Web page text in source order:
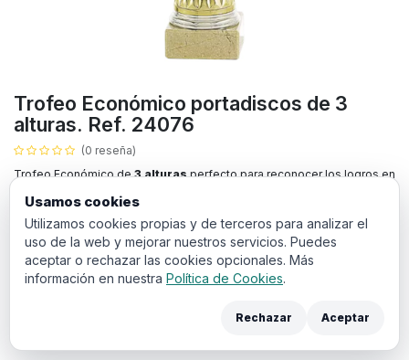
Trofeo Económico portadiscos de 3
alturas. Ref. 24076
(0 reseña)
Trofeo Económico de3 alturasperfecto para reconocer los logros en
grabado con nombre del ganador y la fecha, lo que lo convierten en un
premio ideal para destacar su evento.
8,63€ IVA incluido
Usamos cookies
Utilizamos cookies propias y de terceros para analizar el
uso de la web y mejorar nuestros servicios. Puedes
aceptar o rechazar las cookies opcionales. Más
información en nuestra Política de Cookies.
Rechazar Aceptar